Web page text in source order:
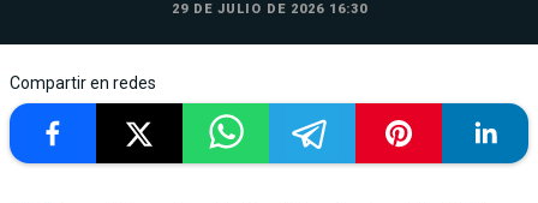
29 DE JULIO DE 2026 16:30
Compartir en redes